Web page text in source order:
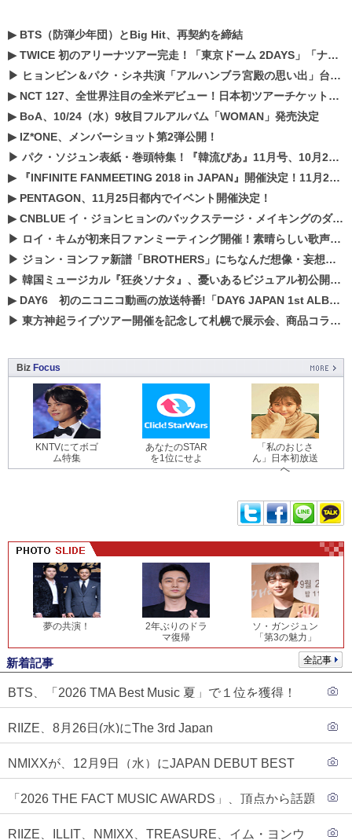
▶ BTS（防弾少年団）とBig Hit、再契約を締結
▶TWICE 初のアリーナツアー完走！「東京ドーム 2DAYS」「ナゴヤドーム1DAY」「京セラドーム1DAY」2019年ドームツアー開催決定！！
▶ ヒョンビン＆パク・シネ共演「アルハンブラ宮殿の思い出」台本読み現場を公開
▶ NCT 127、全世界注目の全米デビュー！日本初ツアーチケットが早くもプレミア化！？
▶ BoA、10/24（水）9枚目フルアルバム「WOMAN」発売決定
▶ IZ*ONE、メンバーショット第2弾公開！
▶ パク・ソジュン表紙・巻頭特集！『韓流ぴあ』11月号、10月22日（月）発売！
▶
『INFINITE FANMEETING 2018 in JAPAN』開催決定！11月21、22日にパシフィコ横浜にて実施
▶ PENTAGON、11月25日都内でイベント開催決定！
▶CNBLUE イ・ジョンヒョンのバックステージ・メイキングのダイジェスト映像が公開！
▶ ロイ・キムが初来日ファンミーティング開催！素晴らしい歌声に癒される贅沢な時間
▶ ジョン・ヨンファ新譜「BROTHERS」にちなんだ想像・妄想企画がスタート！
▶ 韓国ミュージカル『狂炎ソナタ』、憂いある​ビジュアル初公開!! 主役リョウク、SHIN、KENらのコメントが到着！
▶ DAY6 初のニコニコ動画の放送特番!「DAY6 JAPAN 1st ALBUM「UNLOCK」発売記念 ライブ@ニコ生」を配信決定!
▶ 東方神起ライブツアー開催を記念して札幌で展示会、商品コラボが実現！！
Biz Focus
KNTVにてボゴ
ム特集
あなたのSTAR
を1位にせよ
「私のおじさ
ん」日本初放送
へ
夢の共演！
2年ぶりのドラ
マ復帰
ソ・ガンジュン
「第3の魅力」
全記事
新着記事
BTS、「2026 TMA Best Music 夏」で１位を獲得！
RIIZE、8月26日(水)にThe 3rd Japan
NMIXXが、12月9日（水）にJAPAN DEBUT BEST
もスタート！！
「2026 THE FACT MUSIC AWARDS」、頂点から話題
RIIZE、ILLIT、NMIXX、TREASURE、イム・ヨンウ